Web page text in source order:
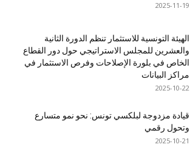
2025-11-19
الهيئة التونسية للاستثمار تنظم الدورة الثانية
والعشرين للمجلس الاستراتيجي حول دور القطاع
الخاص في بلورة الإصلاحات وفرص الاستثمار في
مراكز البيانات
2025-10-22
قيادة مزدوجة لبلكسي تونس: نحو نمو متسارع
وتحول رقمي
2025-10-21